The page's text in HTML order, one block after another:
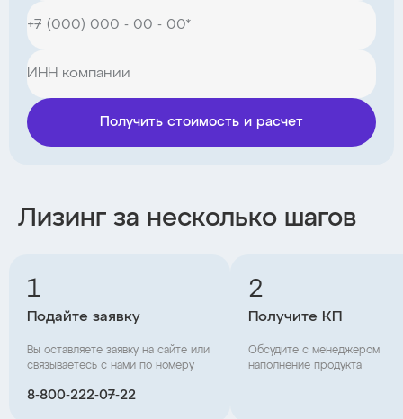
Получить стоимость и расчет
Лизинг за несколько шагов
1
Подайте заявку
Вы оставляете заявку на сайте или
связываетесь с нами по номеру
8‑800‑222‑07‑22
2
Получите КП
Обсудите с менеджером
наполнение продукта